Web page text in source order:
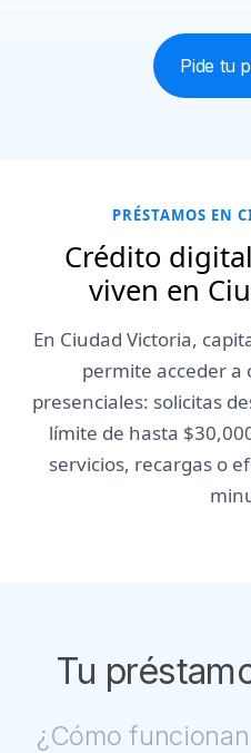
Pide tu
$10,000
PRÉSTAMOS EN
Crédito
viven en
En Ciudad Victoria,
permite acceder a
presenciales: solicitas
límite de hasta
servicios, recargas o
Tu
¿Cómo